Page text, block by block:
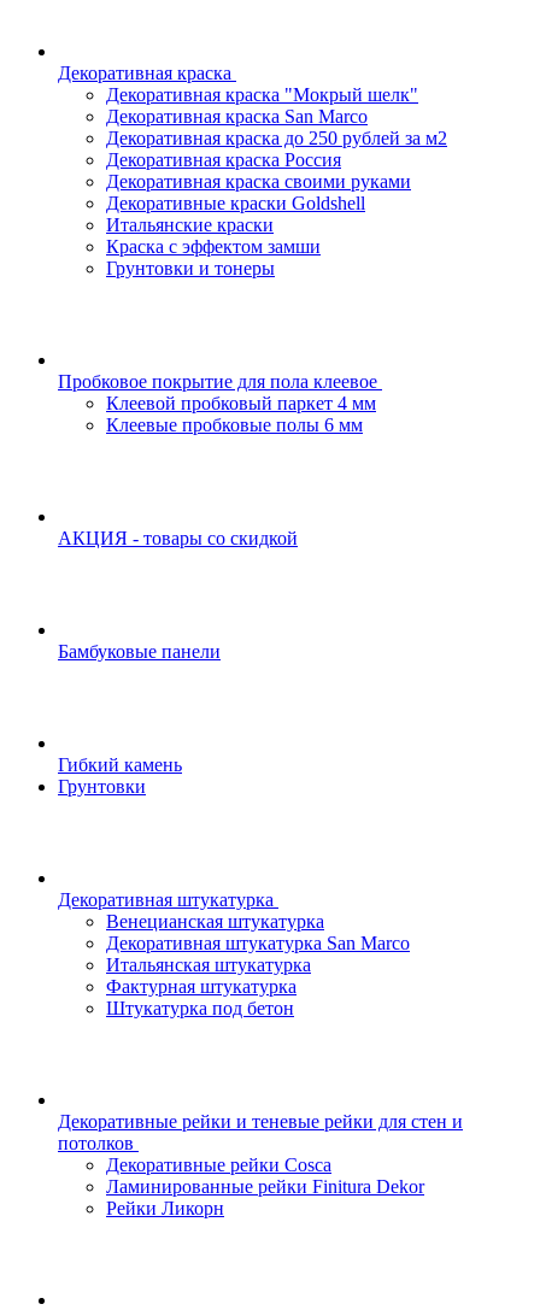
Декоративная краска
Декоративная краска "Мокрый шелк"
Декоративная краска San Marco
Декоративная краска до 250 рублей за м2
Декоративная краска Россия
Декоративная краска своими руками
Декоративные краски Goldshell
Итальянские краски
Краска с эффектом замши
Грунтовки и тонеры
Пробковое покрытие для пола клеевое
Клеевой пробковый паркет 4 мм
Клеевые пробковые полы 6 мм
АКЦИЯ - товары со скидкой
Бамбуковые панели
Гибкий камень
Грунтовки
Декоративная штукатурка
Венецианская штукатурка
Декоративная штукатурка San Marco
Итальянская штукатурка
Фактурная штукатурка
Штукатурка под бетон
Декоративные рейки и теневые рейки для стен и
потолков
Декоративные рейки Cosca
Ламинированные рейки Finitura Dekor
Рейки Ликорн